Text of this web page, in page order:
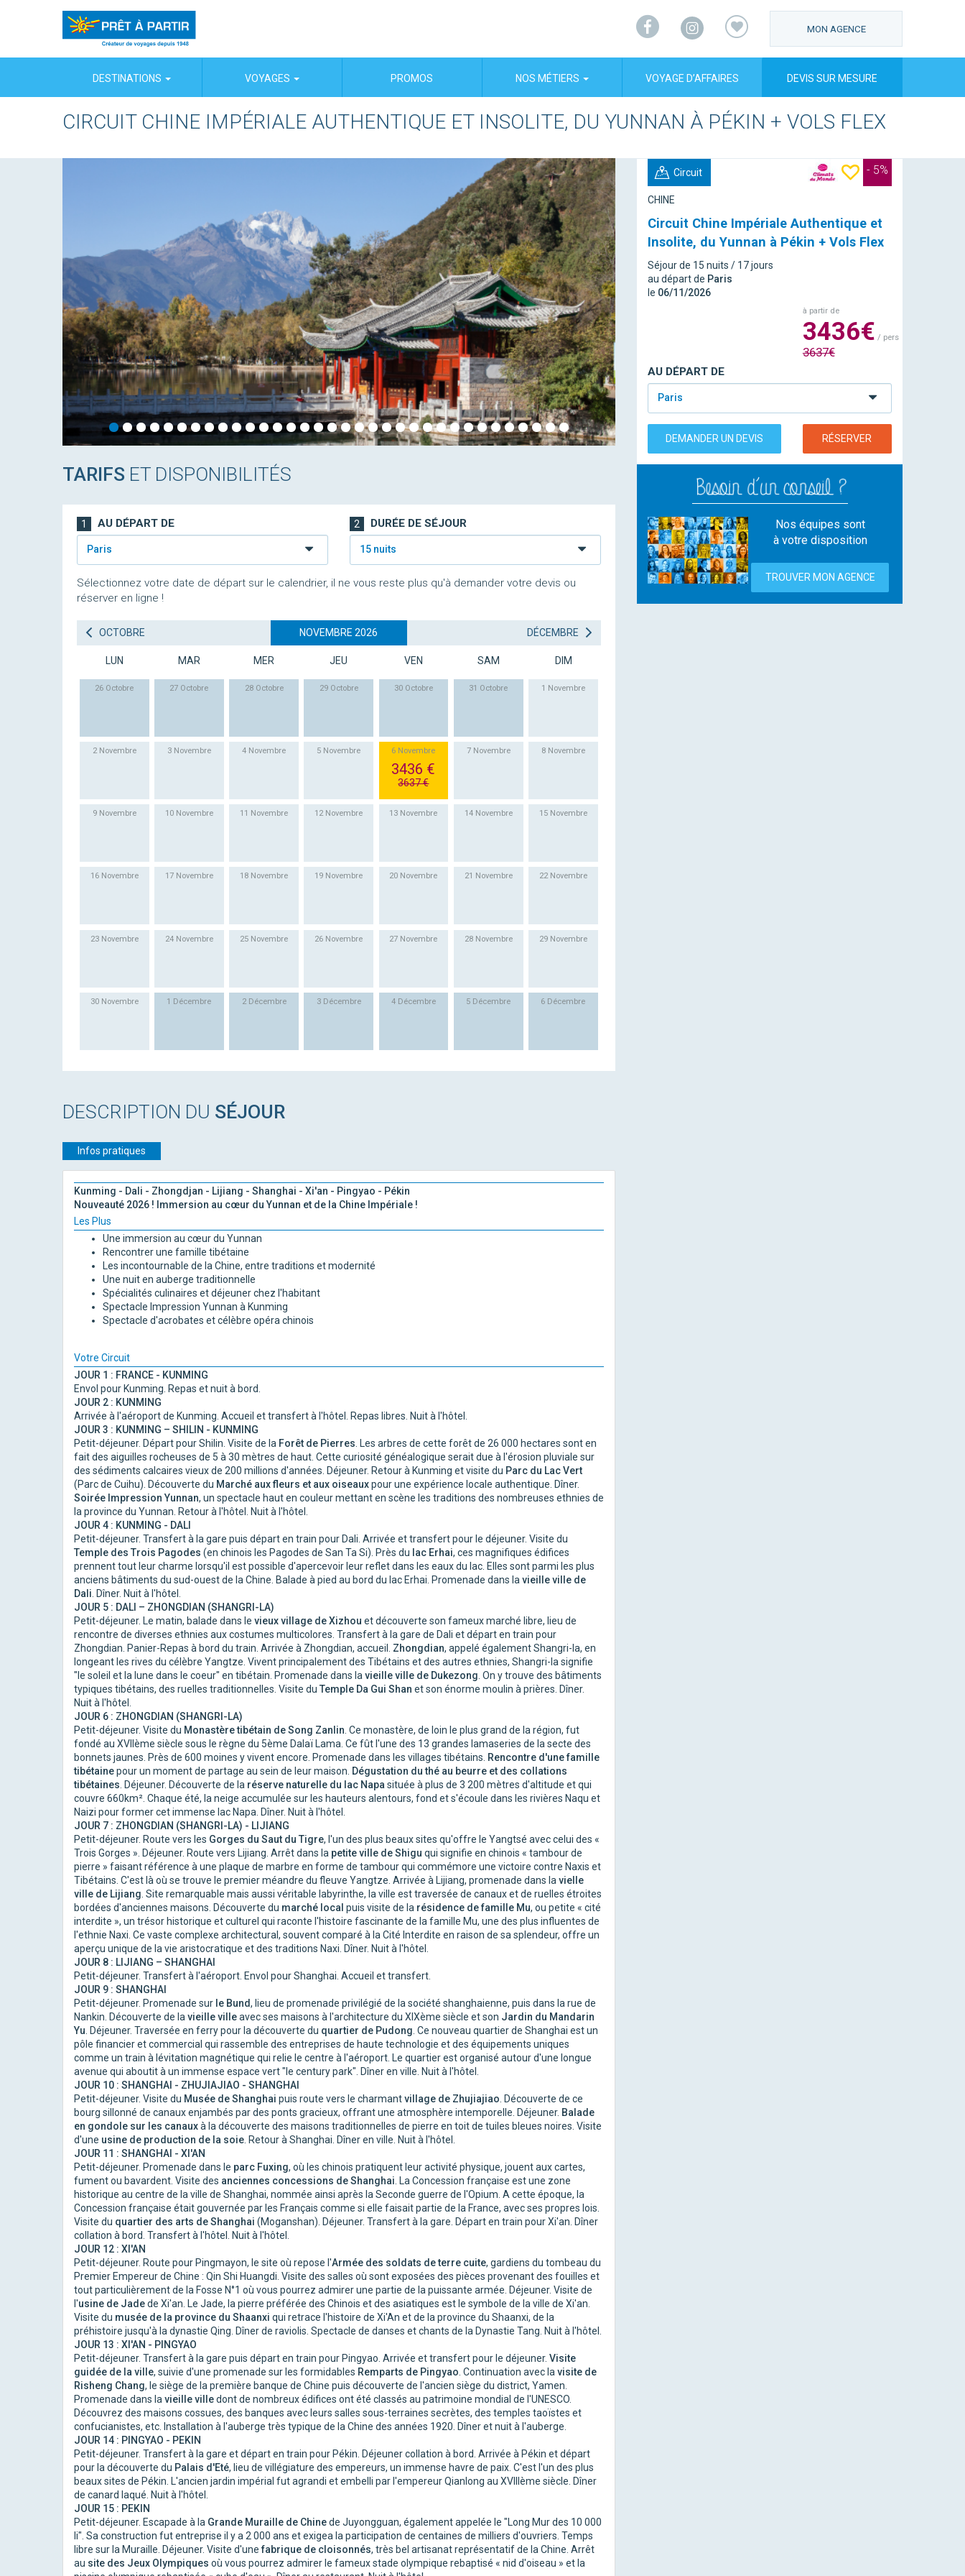
Facebook
Instagram
MON AGENCE
DESTINATIONS VOYAGES PROMOS NOS MÉTIERS VOYAGE D’AFFAIRES DEVIS SUR MESURE
CIRCUIT CHINE IMPÉRIALE AUTHENTIQUE ET INSOLITE, DU YUNNAN À PÉKIN + VOLS FLEX
Circuit - 5%
CHINE
Circuit Chine Impériale Authentique et
Insolite, du Yunnan à Pékin + Vols Flex
Séjour de 15 nuits / 17 jours
au départ de Paris
le 06/11/2026
à partir de
3436€ / pers
3637€
AU DÉPART DE
Paris
DEMANDER UN DEVIS RÉSERVER
Nos équipes sont
à votre disposition
TROUVER MON AGENCE
TARIFS ET DISPONIBILITÉS
1 AU DÉPART DE
Paris
2 DURÉE DE SÉJOUR
15 nuits
Sélectionnez votre date de départ sur le calendrier, il ne vous reste plus qu'à demander votre devis ou
réserver en ligne !
OCTOBRE NOVEMBRE 2026 DÉCEMBRE
LUN MAR MER JEU VEN SAM DIM
26 Octobre 27 Octobre 28 Octobre 29 Octobre 30 Octobre 31 Octobre 1 Novembre
2 Novembre 3 Novembre 4 Novembre 5 Novembre 6 Novembre
3436 €
3637 €
7 Novembre 8 Novembre
9 Novembre 10 Novembre 11 Novembre 12 Novembre 13 Novembre 14 Novembre 15 Novembre
16 Novembre 17 Novembre 18 Novembre 19 Novembre 20 Novembre 21 Novembre 22 Novembre
23 Novembre 24 Novembre 25 Novembre 26 Novembre 27 Novembre 28 Novembre 29 Novembre
30 Novembre 1 Décembre 2 Décembre 3 Décembre 4 Décembre 5 Décembre 6 Décembre
DESCRIPTION DU SÉJOUR
Infos pratiques
Kunming - Dali - Zhongdjan - Lijiang - Shanghai - Xi'an - Pingyao - Pékin
Nouveauté 2026 ! Immersion au cœur du Yunnan et de la Chine Impériale !
Les Plus
Une immersion au cœur du Yunnan
Rencontrer une famille tibétaine
Les incontournable de la Chine, entre traditions et modernité
Une nuit en auberge traditionnelle
Spécialités culinaires et déjeuner chez l'habitant
Spectacle Impression Yunnan à Kunming
Spectacle d'acrobates et célèbre opéra chinois
Votre Circuit
JOUR 1 : FRANCE - KUNMING
Envol pour Kunming. Repas et nuit à bord.
JOUR 2 : KUNMING
Arrivée à l'aéroport de Kunming. Accueil et transfert à l'hôtel. Repas libres. Nuit à l'hôtel.
JOUR 3 : KUNMING – SHILIN - KUNMING
Petit-déjeuner. Départ pour Shilin. Visite de la Forêt de Pierres . Les arbres de cette forêt de 26 000 hectares sont en
fait des aiguilles rocheuses de 5 à 30 mètres de haut. Cette curiosité généalogique serait due à l'érosion pluviale sur
des sédiments calcaires vieux de 200 millions d'années. Déjeuner. Retour à Kunming et visite du Parc du Lac Vert
(Parc de Cuihu). Découverte du Marché aux fleurs et aux oiseauxpour une expérience locale authentique. Dîner.
Soirée Impression Yunnan, un spectacle haut en couleur mettant en scène les traditions des nombreuses ethnies de
la province du Yunnan. Retour à l'hôtel. Nuit à l'hôtel.
JOUR 4 : KUNMING - DALI
Petit-déjeuner. Transfert à la gare puis départ en train pour Dali. Arrivée et transfert pour le déjeuner. Visite du
Temple des Trois Pagodes (en chinois les Pagodes de San Ta Si). Près du lac Erhai, ces magnifiques édifices
prennent tout leur charme lorsqu'il est possible d'apercevoir leur reflet dans les eaux du lac. Elles sont parmi les plus
anciens bâtiments du sud-ouest de la Chine. Balade à pied au bord du lac Erhai. Promenade dans la vieille ville de
Dali . Dîner. Nuit à l'hôtel.
JOUR 5 : DALI – ZHONGDIAN (SHANGRI-LA)
Petit-déjeuner. Le matin, balade dans le vieux village de Xizhou et découverte son fameux marché libre, lieu de
rencontre de diverses ethnies aux costumes multicolores. Transfert à la gare de Dali et départ en train pour
Zhongdian. Panier-Repas à bord du train. Arrivée à Zhongdian, accueil. Zhongdian, appelé également Shangri-la, en
longeant les rives du célèbre Yangtze. Vivent principalement des Tibétains et des autres ethnies, Shangri-la signifie
"le soleil et la lune dans le coeur" en tibétain. Promenade dans la vieille ville de Dukezong . On y trouve des bâtiments
typiques tibétains, des ruelles traditionnelles. Visite du Temple Da Gui Shan et son énorme moulin à prières. Dîner.
Nuit à l'hôtel.
JOUR 6 : ZHONGDIAN (SHANGRI-LA)
Petit-déjeuner. Visite du Monastère tibétain de Song Zanlin . Ce monastère, de loin le plus grand de la région, fut
fondé au XVIIème siècle sous le règne du 5ème Dalaï Lama. Ce fût l'une des 13 grandes lamaseries de la secte des
bonnets jaunes. Près de 600 moines y vivent encore. Promenade dans les villages tibétains. Rencontre d'une famille
tibétainepour un moment de partage au sein de leur maison. Dégustation du thé au beurre et des collations
tibétaines . Déjeuner. Découverte de la réserve naturelle du lac Napa située à plus de 3 200 mètres d'altitude et qui
couvre 660km². Chaque été, la neige accumulée sur les hauteurs alentours, fond et s'écoule dans les rivières Naqu et
Naizi pour former cet immense lac Napa. Dîner. Nuit à l'hôtel.
JOUR 7 : ZHONGDIAN (SHANGRI-LA) - LIJIANG
Petit-déjeuner. Route vers les Gorges du Saut du Tigre, l'un des plus beaux sites qu'offre le Yangtsé avec celui des «
Trois Gorges ». Déjeuner. Route vers Lijiang. Arrêt dans la petite ville de Shigu qui signifie en chinois « tambour de
pierre » faisant référence à une plaque de marbre en forme de tambour qui commémore une victoire contre Naxis et
Tibétains. C'est là où se trouve le premier méandre du fleuve Yangtze. Arrivée à Lijiang, promenade dans la vielle
ville de Lijiang . Site remarquable mais aussi véritable labyrinthe, la ville est traversée de canaux et de ruelles étroites
bordées d'anciennes maisons. Découverte du marché local puis visite de la résidence de famille Mu, ou petite « cité
interdite », un trésor historique et culturel qui raconte l'histoire fascinante de la famille Mu, une des plus influentes de
l'ethnie Naxi. Ce vaste complexe architectural, souvent comparé à la Cité Interdite en raison de sa splendeur, offre un
aperçu unique de la vie aristocratique et des traditions Naxi. Dîner. Nuit à l'hôtel.
JOUR 8 : LIJIANG – SHANGHAI
Petit-déjeuner. Transfert à l'aéroport. Envol pour Shanghai. Accueil et transfert.
JOUR 9 : SHANGHAI
Petit-déjeuner. Promenade sur le Bund, lieu de promenade privilégié de la société shanghaienne, puis dans la rue de
Nankin. Découverte de la vieille villeavec ses maisons à l'architecture du XIXème siècle et son Jardin du Mandarin
Yu . Déjeuner. Traversée en ferry pour la découverte du quartier de Pudong . Ce nouveau quartier de Shanghai est un
pôle financier et commercial qui rassemble des entreprises de haute technologie et des équipements uniques
comme un train à lévitation magnétique qui relie le centre à l'aéroport. Le quartier est organisé autour d'une longue
avenue qui aboutit à un immense espace vert "le century park". Dîner en ville. Nuit à l'hôtel.
JOUR 10 : SHANGHAI - ZHUJIAJIAO - SHANGHAI
Petit-déjeuner. Visite du Musée de Shanghai puis route vers le charmantvillage de Zhujiajiao . Découverte de ce
bourg sillonné de canaux enjambés par des ponts gracieux, offrant une atmosphère intemporelle. Déjeuner. Balade
en gondole sur les canauxà la découverte des maisons traditionnelles de pierre en toit de tuiles bleues noires. Visite
d'une usine de production de la soie . Retour à Shanghai. Dîner en ville. Nuit à l'hôtel.
JOUR 11 : SHANGHAI - XI'AN
Petit-déjeuner. Promenade dans le parc Fuxing, où les chinois pratiquent leur activité physique, jouent aux cartes,
fument ou bavardent. Visite des anciennes concessions de Shanghai . La Concession française est une zone
historique au centre de la ville de Shanghai, nommée ainsi après la Seconde guerre de l'Opium. A cette époque, la
Concession française était gouvernée par les Français comme si elle faisait partie de la France, avec ses propres lois.
Visite du quartier des arts de Shanghai (Moganshan). Déjeuner. Transfert à la gare. Départ en train pour Xi'an. Dîner
collation à bord. Transfert à l'hôtel. Nuit à l'hôtel.
JOUR 12 : XI'AN
Petit-déjeuner. Route pour Pingmayon, le site où repose l'Armée des soldats de terre cuite, gardiens du tombeau du
Premier Empereur de Chine : Qin Shi Huangdi. Visite des salles où sont exposées des pièces provenant des fouilles et
tout particulièrement de la Fosse N°1 où vous pourrez admirer une partie de la puissante armée. Déjeuner. Visite de
l'usine de Jadede Xi'an. Le Jade, la pierre préférée des Chinois et des asiatiques est le symbole de la ville de Xi'an.
Visite du musée de la province du Shaanxi qui retrace l'histoire de Xi'An et de la province du Shaanxi, de la
préhistoire jusqu'à la dynastie Qing. Dîner de raviolis. Spectacle de danses et chants de la Dynastie Tang. Nuit à l'hôtel.
JOUR 13 : XI'AN - PINGYAO
Petit-déjeuner. Transfert à la gare puis départ en train pour Pingyao. Arrivée et transfert pour le déjeuner. Visite
guidée de la ville, suivie d'une promenade sur les formidables Remparts de Pingyao . Continuation avec la visite de
Risheng Chang, le siège de la première banque de Chine puis découverte de l'ancien siège du district, Yamen.
Promenade dans la vieille villedont de nombreux édifices ont été classés au patrimoine mondial de l'UNESCO.
Découvrez des maisons cossues, des banques avec leurs salles sous-terraines secrètes, des temples taoïstes et
confucianistes, etc. Installation à l'auberge très typique de la Chine des années 1920. Dîner et nuit à l'auberge.
JOUR 14 : PINGYAO - PEKIN
Petit-déjeuner. Transfert à la gare et départ en train pour Pékin. Déjeuner collation à bord. Arrivée à Pékin et départ
pour la découverte du Palais d'Eté, lieu de villégiature des empereurs, un immense havre de paix. C'est l'un des plus
beaux sites de Pékin. L'ancien jardin impérial fut agrandi et embelli par l'empereur Qianlong au XVIIIème siècle. Dîner
de canard laqué. Nuit à l'hôtel.
JOUR 15 : PEKIN
Petit-déjeuner. Escapade à la Grande Muraille de Chinede Juyongguan, également appelée le "Long Mur des 10 000
li". Sa construction fut entreprise il y a 2 000 ans et exigea la participation de centaines de milliers d'ouvriers. Temps
libre sur la Muraille. Déjeuner. Visite d'unefabrique de cloisonnés, très bel artisanat représentatif de la Chine. Arrêt
au site des Jeux Olympiques où vous pourrez admirer le fameux stade olympique rebaptisé « nid d'oiseau » et la